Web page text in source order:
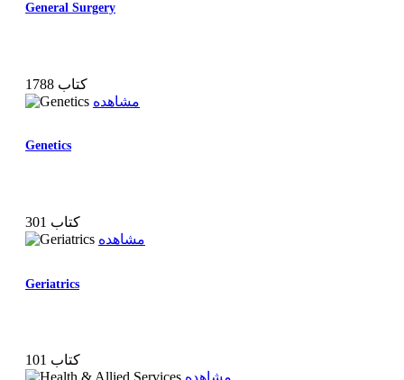
General Surgery
1788 کتاب
مشاهده
Genetics
301 کتاب
مشاهده
Geriatrics
101 کتاب